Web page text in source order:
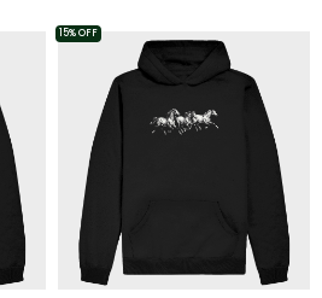
15% OFF